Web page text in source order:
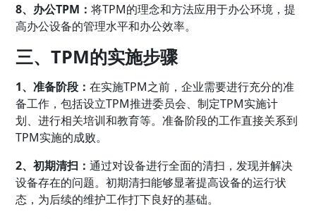
8、办公TPM：将TPM的理念和方法应用于办公环境，提
高办公设备的管理水平和办公效率。
三、TPM的实施步骤
1、准备阶段：在实施TPM之前，企业需要进行充分的准
备工作，包括设立TPM推进委员会、制定TPM实施计
划、进行相关培训和教育等。准备阶段的工作直接关系到
TPM实施的成败。
2、初期清扫：通过对设备进行全面的清扫，发现并解决
设备存在的问题。初期清扫能够显著提高设备的运行状
态，为后续的维护工作打下良好的基础。